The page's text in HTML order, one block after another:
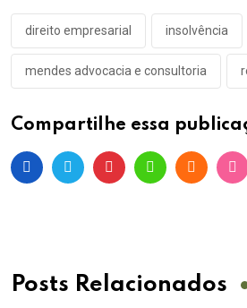
direito empresarial insolvência
mendes advocacia e consultoria
Compartilhe essa
Posts Relacionados